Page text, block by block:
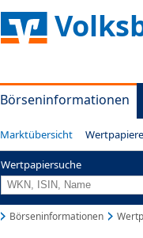
Börseninformationen
Marktübersicht
Wertpapiersuche
Börseninformationen